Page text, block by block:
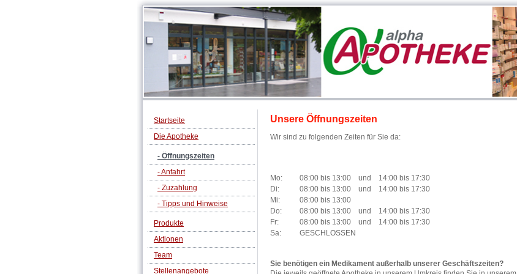
Startseite
Die Apotheke
- Öffnungszeiten
- Anfahrt
- Zuzahlung
- Tipps und Hinweise
Produkte
Aktionen
Team
Stellenangebote
Unsere Öffnungszeiten
Wir sind zu folgenden Zeiten für Sie da:
Mo:
08:00 bis 13:00 und 14:00 bis 17:30
Di:
08:00 bis 13:00 und 14:00 bis 17:30
Mi:
08:00 bis 13:00
Do:
08:00 bis 13:00 und 14:00 bis 17:30
Fr:
08:00 bis 13:00 und 14:00 bis 17:30
Sa:
GESCHLOSSEN
Sie benötigen ein Medikament außerhalb unserer Geschäftszeiten?